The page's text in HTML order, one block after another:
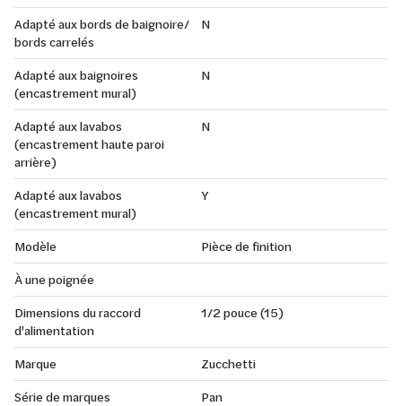
Adapté aux bords de baignoire/
bords carrelés
N
Adapté aux baignoires
(encastrement mural)
N
Adapté aux lavabos
(encastrement haute paroi
arrière)
N
Adapté aux lavabos
(encastrement mural)
Y
Modèle
Pièce de finition
À une poignée
Dimensions du raccord
d'alimentation
1/2 pouce (15)
Marque
Zucchetti
Série de marques
Pan